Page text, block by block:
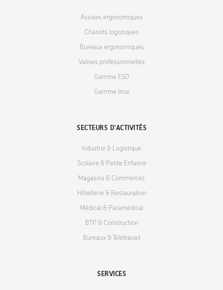
Assises ergonomiques
Chariots logistiques
Bureaux ergonomiques
Valises professionnelles
Gamme ESD
Gamme Inox
SECTEURS D'ACTIVITÉS
Industrie & Logistique
Scolaire & Petite Enfance
Magasins & Commerces
Hôtellerie & Restauration
Médical & Paramédical
BTP & Construction
Bureaux & Télétravail
SERVICES